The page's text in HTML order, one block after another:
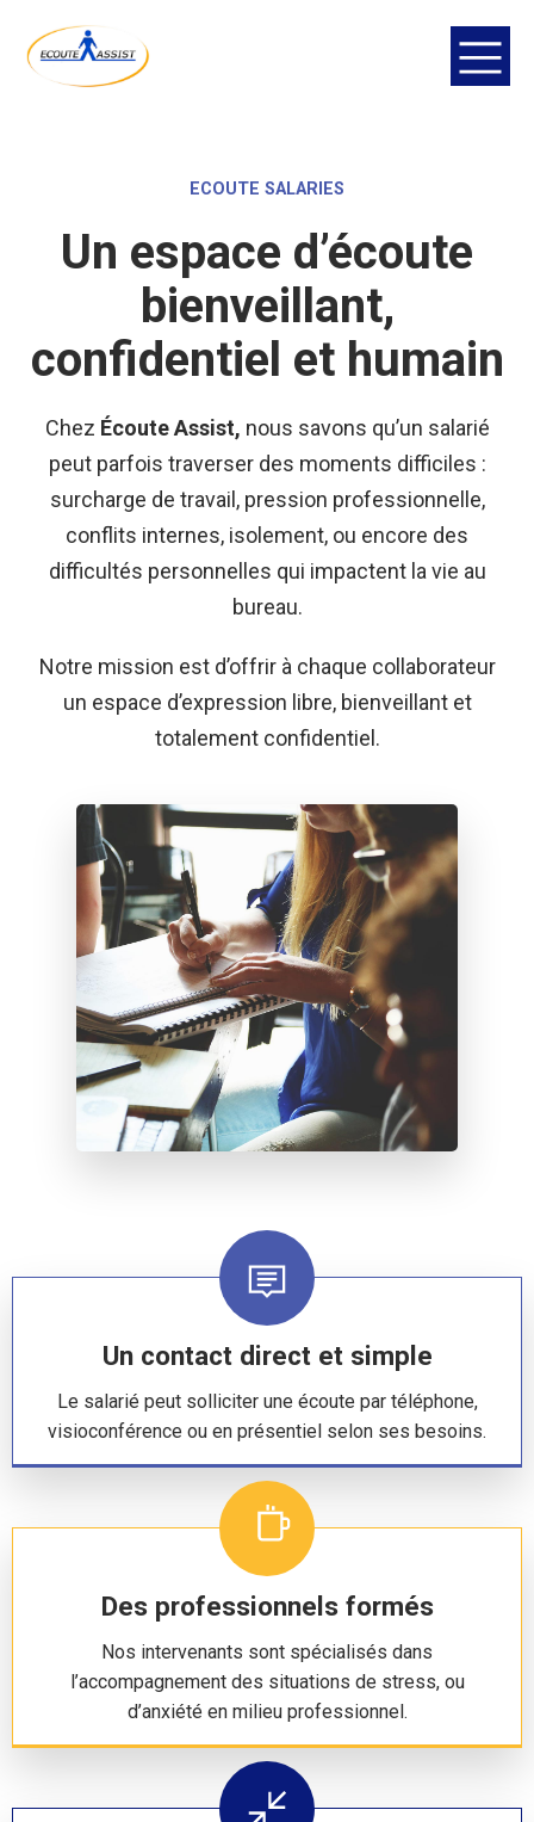
ECOUTE SALARIES
Un espace d’écoute
bienveillant,
confidentiel et humain
Chez Écoute Assist, nous savons qu’un salarié
peut parfois traverser des moments difficiles :
surcharge de travail, pression professionnelle,
conflits internes, isolement, ou encore des
difficultés personnelles qui impactent la vie au
bureau.
Notre mission est d’offrir à chaque collaborateur
un espace d’expression libre, bienveillant et
totalement confidentiel.
Un contact direct et simple
Le salarié peut solliciter une écoute par téléphone,
visioconférence ou en présentiel selon ses besoins.
Des professionnels formés
Nos intervenants sont spécialisés dans
l’accompagnement des situations de stress, ou
d’anxiété en milieu professionnel.